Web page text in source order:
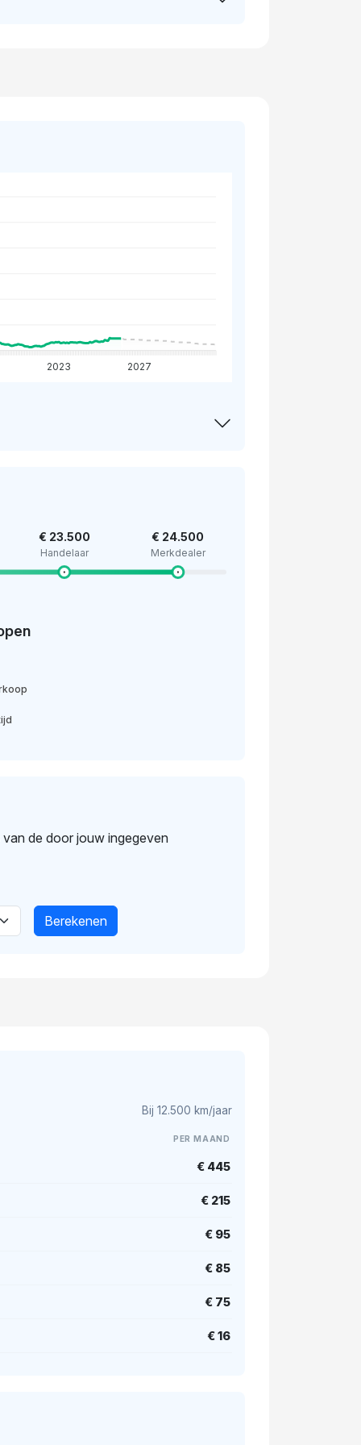
2023 2027
€ 23.500
Handelaar
€ 24.500
Merkdealer
de door jouw ingegeven
Berekenen
Bij 12.500 km/jaar
PER MAAND
€ 445
€ 215
€ 95
€ 85
€ 75
€ 16